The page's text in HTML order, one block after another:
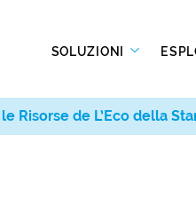
SOLUZIONI
Risorse de L’Eco della